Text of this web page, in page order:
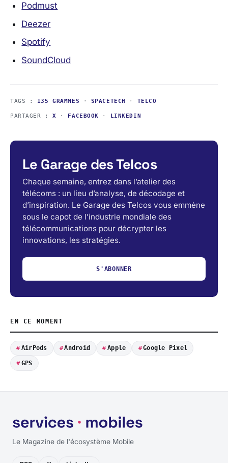
Podmust
Deezer
Spotify
SoundCloud
TAGS : 135 GRAMMES · SPACETECH · TELCO
PARTAGER :X · FACEBOOK · LINKEDIN
Le Garage des Telcos
Chaque semaine, entrez dans l’atelier des
télécoms : un lieu d’analyse, de décodage et
d’inspiration. Le Garage des Telcos vous emmène
sous le capot de l’industrie mondiale des
télécommunications pour décrypter les
innovations, les stratégies.
S'ABONNER
EN CE MOMENT
AirPods Android Apple Google Pixel
GPS
Le Magazine de l'écosystème Mobile